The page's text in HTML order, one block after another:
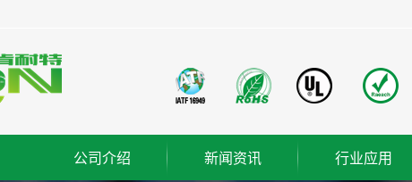
公司介绍
新闻资讯
行业应用